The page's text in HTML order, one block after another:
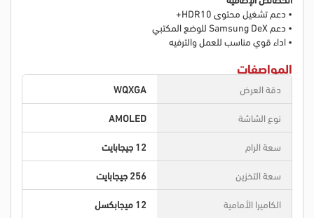
• دعم تشغيل محتوى HDR10+
• دعم Samsung DeX للوضع المكتبي
• اداء قوي مناسب للعمل والترفيه
المواصفات
دقة العرض
WQXGA
نوع الشاشة
AMOLED
سعة الرام
12 جيجابايت
سعة التخزين
256 جيجابايت
الكاميرا الأمامية
12 ميجابكسل